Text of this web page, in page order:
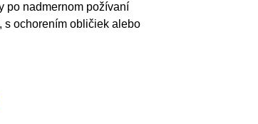
po nadmernom požívaní
s ochorením obličiek alebo